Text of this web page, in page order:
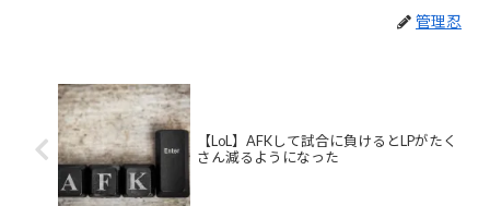
管理忍
【LoL】AFKして試合に負けるとLPがたく
さん減るようになった